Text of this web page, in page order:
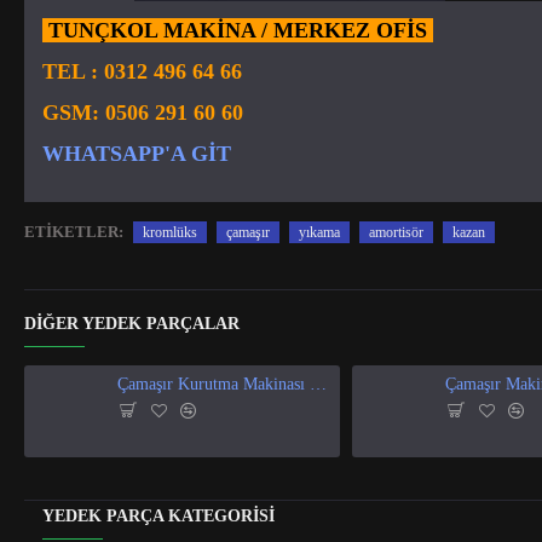
TUNÇKOL MAKİNA / MERKEZ OFIS
TEL : 0312 496 64 66
GSM: 0506 291 60 60
WHATSAPP'A GIT
ETIKETLER: kromlüks çamaşır yıkama amortisör kazan
DIĞER YEDEK PARÇALAR
Çamaşır Kurutma Makinası Isı Ve Nem Sensör
YEDEK PARÇA KATEGORISI